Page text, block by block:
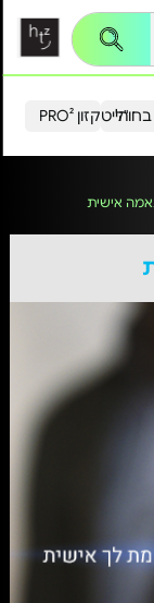
הייטקזון PRO²בחו"ל
אישית